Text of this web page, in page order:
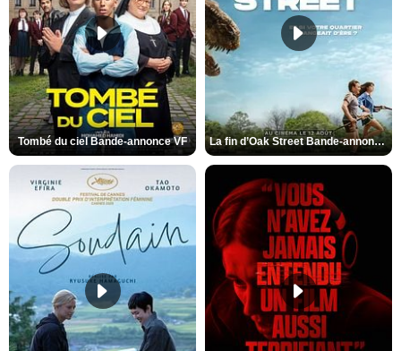
Tombé du ciel Bande-annonce VF La fin d’Oak Street Bande-annonce VO STFR